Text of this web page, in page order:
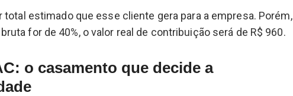
total estimado que esse cliente gera para a empresa. Porém,
for de 40%, o valor real de contribuição será de R$ 960.
o casamento que decide a